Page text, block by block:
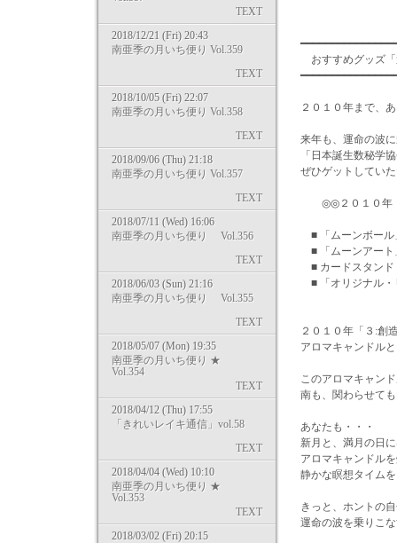
TEXT
2018/12/21 (Fri) 20:43
南亜季の月いち便り Vol.359
TEXT
2018/10/05 (Fri) 22:07
南亜季の月いち便り Vol.358
TEXT
2018/09/06 (Thu) 21:18
南亜季の月いち便り Vol.357
TEXT
2018/07/11 (Wed) 16:06
南亜季の月いち便り Vol.356
TEXT
2018/06/03 (Sun) 21:16
南亜季の月いち便り Vol.355
TEXT
2018/05/07 (Mon) 19:35
南亜季の月いち便り ★
Vol.354
TEXT
2018/04/12 (Thu) 17:55
「きれいレイキ通信」vol.58
TEXT
2018/04/04 (Wed) 10:10
南亜季の月いち便り ★
Vol.353
TEXT
2018/03/02 (Fri) 20:15
おすすめグッズ
２０１０年まで、
来年も、運命の波
「日本誕生数秘学
ぜひゲットしてい
◎◎２０１０年「
■ 「ムーンボール
■ 「ムーンアート
■ カードスタン
■ 「オリジナル・
２０１０年「３:創
アロマキャンドル
このアロマキャン
南も、関わらせて
あなたも・・・
新月と、満月の日
アロマキャンドル
静かな瞑想タイム
きっと、ホントの
運命の波を乗りこ